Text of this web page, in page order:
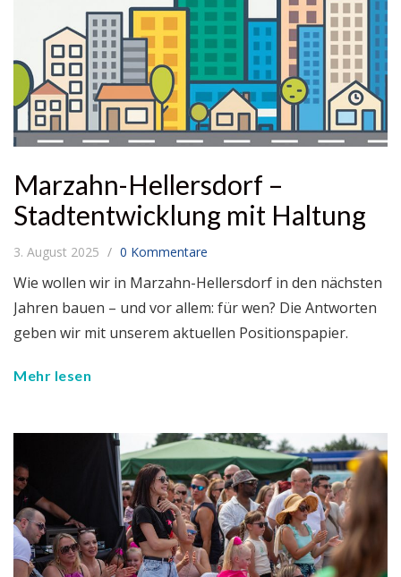
Marzahn-Hellersdorf –
Stadtentwicklung mit Haltung
3. August 2025 0 Kommentare
Wie wollen wir in Marzahn-Hellersdorf in den nächsten
Jahren bauen – und vor allem: für wen? Die Antworten
geben wir mit unserem aktuellen Positionspapier.
Mehr lesen